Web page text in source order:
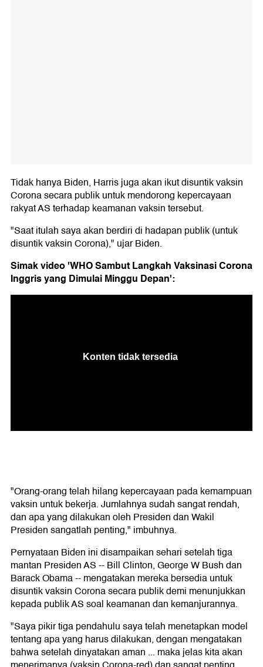
Tidak hanya Biden, Harris juga akan ikut disuntik vaksin
Corona secara publik untuk mendorong kepercayaan
rakyat AS terhadap keamanan vaksin tersebut.
"Saat itulah saya akan berdiri di hadapan publik (untuk
disuntik vaksin Corona)," ujar Biden.
Simak video 'WHO Sambut Langkah Vaksinasi Corona
Inggris yang Dimulai Minggu Depan':
"Orang-orang telah hilang kepercayaan pada kemampuan
vaksin untuk bekerja. Jumlahnya sudah sangat rendah,
dan apa yang dilakukan oleh Presiden dan Wakil
Presiden sangatlah penting," imbuhnya.
Pernyataan Biden ini disampaikan sehari setelah tiga
mantan Presiden AS -- Bill Clinton, George W Bush dan
Barack Obama -- mengatakan mereka bersedia untuk
disuntik vaksin Corona secara publik demi menunjukkan
kepada publik AS soal keamanan dan kemanjurannya.
"Saya pikir tiga pendahulu saya telah menetapkan model
tentang apa yang harus dilakukan, dengan mengatakan
bahwa setelah dinyatakan aman ... maka jelas kita akan